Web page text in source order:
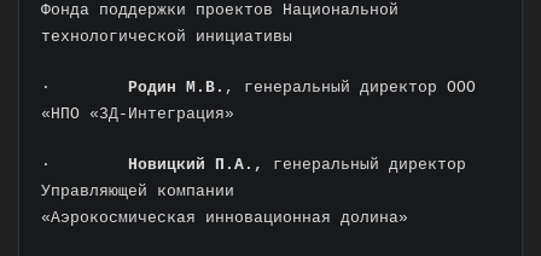
Фонда поддержки проектов Национальной
технологической инициативы
· Родин М.В. , генеральный директор ООО
«НПО «3Д-Интеграция»
· Новицкий П.А., генеральный директор
Управляющей компании
«Аэрокосмическая
инновационная долина»